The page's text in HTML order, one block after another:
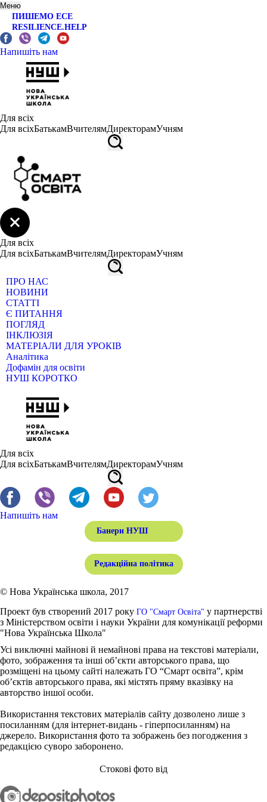
Меню
ПИШЕМО ЕСЕ
RESILIENCE.HELP
Напишіть нам
Для всіх
Для всіхБатькамВчителямДиректорамУчням
Для всіх
Для всіхБатькамВчителямДиректорамУчням
ПРО НАС
НОВИНИ
СТАТТІ
Є ПИТАННЯ
ПОГЛЯД
ІНКЛЮЗІЯ
МАТЕРІАЛИ ДЛЯ УРОКІВ
Аналітика
Дофамін для освіти
НУШ КОРОТКО
Для всіх
Для всіхБатькамВчителямДиректорамУчням
Напишіть нам
Банери НУШ
Редакційна політика
© Нова Українська школа, 2017
Проект був створений 2017 року ГО "Смарт Освіта" у партнерстві
з Міністерством освіти і науки України для комунікації реформи
"Нова Українська Школа"
Усі виключні майнові й немайнові права на текстові матеріали,
фото, зображення та інші об’єкти авторського права, що
розміщені на цьому сайті належать ГО “Смарт освіта”, крім
об’єктів авторського права, які містять пряму вказівку на
авторство іншої особи.
Використання текстових матеріалів сайту дозволено лише з
посиланням (для інтернет-видань - гіперпосиланням) на
джерело. Використання фото та зображень без погодження з
редакцією суворо заборонено.
Стокові фото від